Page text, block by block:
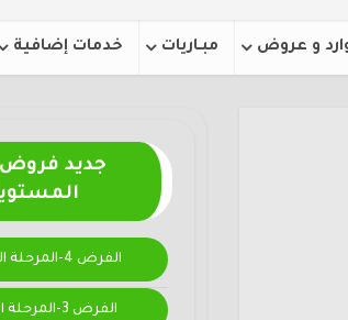
و عروض مبـاريات خدمات إضافية
جديد
الفرض 4-المرحلة الرابعة
الفرض 3-المرحلة الثالثة